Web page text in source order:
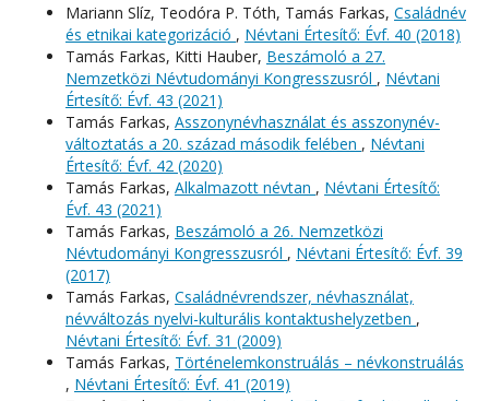
Mariann Slíz, Teodóra P. Tóth, Tamás Farkas, Családnév
és etnikai kategorizáció , Névtani Értesítő: Évf. 40 (2018)
Tamás Farkas, Kitti Hauber, Beszámoló a 27.
Nemzetközi Névtudományi Kongresszusról , Névtani
Értesítő: Évf. 43 (2021)
Tamás Farkas, Asszonynévhasználat és asszonynév-
változtatás a 20. század második felében , Névtani
Értesítő: Évf. 42 (2020)
Tamás Farkas, Alkalmazott névtan , Névtani Értesítő:
Évf. 43 (2021)
Tamás Farkas, Beszámoló a 26. Nemzetközi
Névtudományi Kongresszusról , Névtani Értesítő: Évf. 39
(2017)
Tamás Farkas, Családnévrendszer, névhasználat,
névváltozás nyelvi-kulturális kontaktushelyzetben ,
Névtani Értesítő: Évf. 31 (2009)
Tamás Farkas, Történelemkonstruálás – névkonstruálás
, Névtani Értesítő: Évf. 41 (2019)